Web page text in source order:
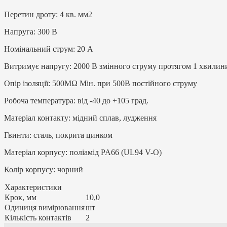
Перетин дроту: 4 кв. мм2
Напруга: 300 В
Номінальний струм: 20 А
Витримує напругу: 2000 В змінного струму протягом 1
Опір ізоляції: 500MΩ Мін. при 500В постійного струму
Робоча температура: від -40 до +105 град.
Матеріал контакту: мідний сплав, лудження
Гвинти: сталь, покрита цинком
Матеріал корпусу: поліамід PA66 (UL94 V-O)
Колір корпусу: чорний
Характеристики
Крок, мм
10,0
Одиниця вимірюванняшт
Кількість контактів
2